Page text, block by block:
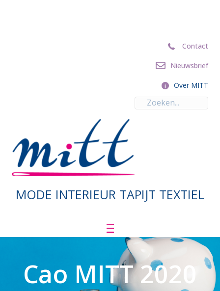
ContactContact
Nieuwsbrief
Nieuwsbrief
Over MITT
Over MITT
MODE INTERIEUR TAPIJT TEXTIEL
Cao MITT 2020